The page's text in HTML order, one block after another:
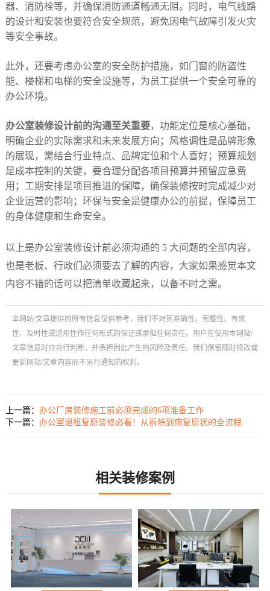
器、消防栓等，并确保消防通道畅通无阻。同时，电气线路
的设计和安装也要符合安全规范，避免因电气故障引发火灾
等安全事故。​
此外，还要考虑办公室的安全防护措施，如门窗的防盗性
能、楼梯和电梯的安全设施等，为员工提供一个安全可靠的
办公环境。​
办公室装修设计前的沟通至关重要，功能定位是核心基础，
明确企业的实际需求和未来发展方向；风格调性是品牌形象
的展现，需结合行业特点、品牌定位和个人喜好；预算规划
是成本控制的关键，要合理分配各项目预算并预留应急费
用；工期安排是项目推进的保障，确保装修按时完成减少对
企业运营的影响；环保与安全是健康办公的前提，保障员工
的身体健康和生命安全。​
以上是办公室装修设计前必须沟通的 5 大问题的全部内容，
也是老板、行政们必须要去了解的内容，大家如果感觉本文
内容不错的话可以把清单收藏起来，以备不时之需。
本网站/文章提供的所有信息仅供参考，我们不对其准确性、完整性、有效
性、及时性或适用性作任何形式的保证或承担任何责任。用户在使用本网站/
文章信息时应自行判断，并承担因此产生的风险及责任。我们保留随时修改或
更新网站/文章内容而不另行通知的权利。
上一篇： 办公厂房装修施工前必须完成的6项准备工作
下一篇： 办公室退租复原装修必看！从拆除到恢复原状的全流程
相关装修案例